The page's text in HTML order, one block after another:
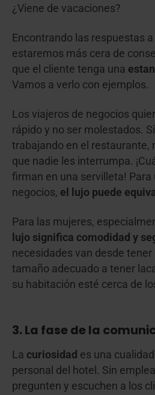
¿Viene de vacaciones?
Encontrando las respuestas
estaremos más cera de
que el cliente tenga una
Vamos a verlo con ejemplos.
Los viajeros de negocios
rápido y no ser molestados.
trabajando en el restaurante,
que nadie les interrumpa.
firman en una servilleta! Para
negocios, el lujo puede
Para las mujeres,
lujo significa comodidad y
necesidades van desde tener
tamaño adecuado a tener
su habitación esté cerca de
3. La fase de la
La curiosidad es una
personal del hotel. Sin
pregunten y escuchen a los